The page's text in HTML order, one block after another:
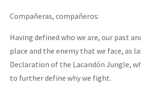
Compañeras, compañeros:
Having defined who we are, our past
place and the enemy that we face, as
Declaration of the Lacandón Jungle,
to further define why we fight.